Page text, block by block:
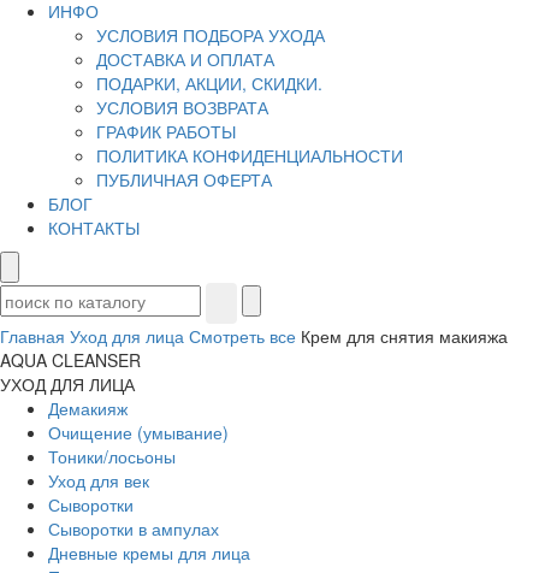
ИНФО
УСЛОВИЯ ПОДБОРА УХОДА
ДОСТАВКА И ОПЛАТА
ПОДАРКИ, АКЦИИ, СКИДКИ.
УСЛОВИЯ ВОЗВРАТА
ГРАФИК РАБОТЫ
ПОЛИТИКА КОНФИДЕНЦИАЛЬНОСТИ
ПУБЛИЧНАЯ ОФЕРТА
БЛОГ
КОНТАКТЫ
Главная Уход для лица Смотреть все Крем для снятия макияжа
AQUA CLEANSER
УХОД ДЛЯ ЛИЦА
Демакияж
Очищение (умывание)
Тоники/лосьоны
Уход для век
Сыворотки
Сыворотки в ампулах
Дневные кремы для лица